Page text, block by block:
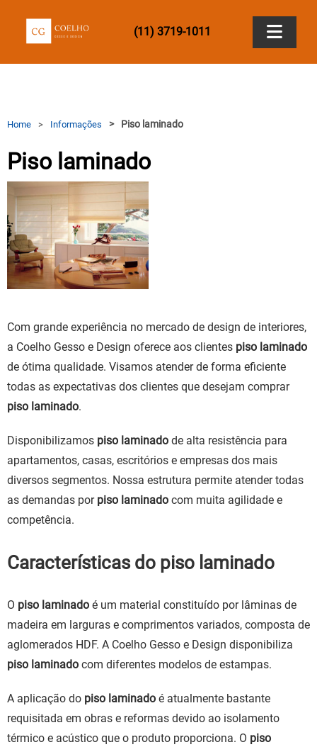
(11) 3719-1011
Empresa
Produtos
Papel de Parede
Contato
Home Informações Piso laminado
Piso laminado
Com grande experiência no mercado de design de interiores,
a Coelho Gesso e Design oferece aos clientes piso laminado
de ótima qualidade. Visamos atender de forma eficiente
todas as expectativas dos clientes que desejam comprar
piso laminado.
Disponibilizamos piso laminado de alta resistência para
apartamentos, casas, escritórios e empresas dos mais
diversos segmentos. Nossa estrutura permite atender todas
as demandas por piso laminado com muita agilidade e
competência.
Características do piso laminado
O piso laminado é um material constituído por lâminas de
madeira em larguras e comprimentos variados, composta de
aglomerados HDF. A Coelho Gesso e Design disponibiliza
piso laminado com diferentes modelos de estampas.
A aplicação do piso laminado é atualmente bastante
requisitada em obras e reformas devido ao isolamento
térmico e acústico que o produto proporciona. O piso